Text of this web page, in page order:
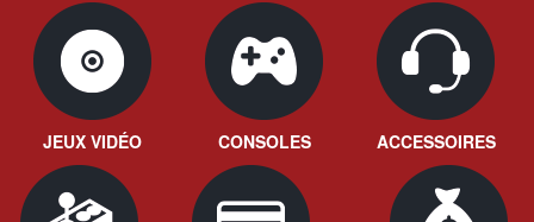
JEUX VIDÉO CONSOLES ACCESSOIRES